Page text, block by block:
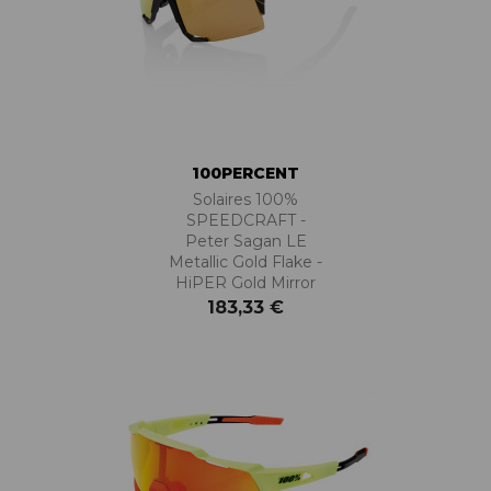
100PERCENT
Solaires 100%
SPEEDCRAFT -
Peter Sagan LE
Metallic Gold Flake -
HiPER Gold Mirror
183,33 €